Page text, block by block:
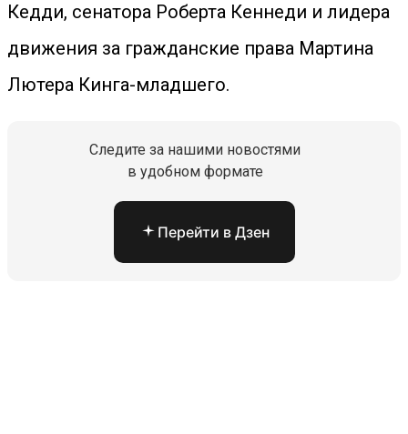
Кедди, сенатора Роберта Кеннеди и лидера
движения за гражданские права Мартина
Лютера Кинга-младшего.
Следите за нашими новостями
в удобном формате
Перейти в Дзен